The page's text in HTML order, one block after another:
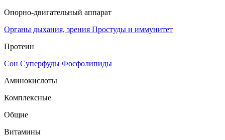
Опорно-двигательный аппарат
Органы дыхания, зрения Простуды и иммунитет
Протеин
Сон Суперфуды Фосфолипиды
Аминокислоты
Комплексные
Общие
Витамины